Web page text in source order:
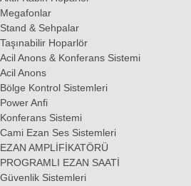
Megafonlar
Stand & Sehpalar
Taşınabilir Hoparlör
Acil Anons & Konferans Sistemi
Acil Anons
Bölge Kontrol Sistemleri
Power Anfi
Konferans Sistemi
Cami Ezan Ses Sistemleri
EZAN AMPLİFİKATÖRÜ
PROGRAMLI EZAN SAATİ
Güvenlik Sistemleri